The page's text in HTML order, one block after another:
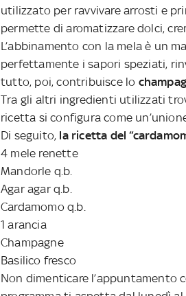
utilizzato per ravvivare arrosti e
permette di aromatizzare dolci,
L’abbinamento con la mela è un
perfettamente i sapori speziati,
tutto, poi, contribuisce lo
Tra gli altri ingredienti utilizzati
ricetta si configura come
Di seguito, la ricetta del
4 mele renette
Mandorle q.b.
Agar agar q.b.
Cardamomo q.b.
1 arancia
Champagne
Basilico fresco
Non dimenticare l’appuntamento